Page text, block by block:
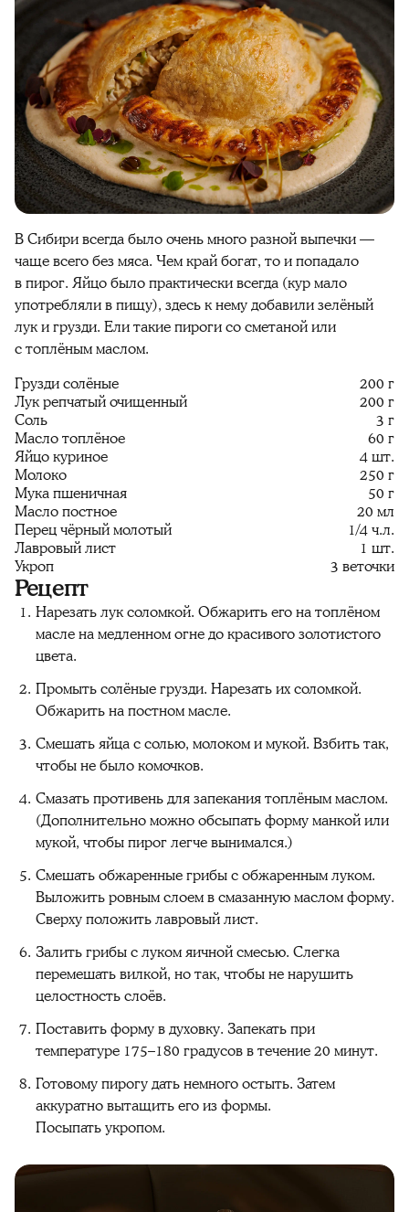
В Сибири всегда было очень много разной выпечки —
чаще всего без мяса. Чем край богат, то и попадало
в пирог. Яйцо было практически всегда (кур мало
употребляли в пищу), здесь к нему добавили зелёный
лук и грузди. Ели такие пироги со сметаной или
с топлёным маслом.
Грузди солёные
200 г
Лук репчатый очищенный
200 г
Соль
3 г
Масло топлёное
60 г
Яйцо куриное
4 шт.
Молоко
250 г
Мука пшеничная
50 г
Масло постное
20 мл
Перец чёрный молотый
1/4 ч.л.
Лавровый лист
1 шт.
Укроп
3 веточки
Рецепт
Нарезать лук соломкой. Обжарить его на топлёном
масле на медленном огне до красивого золотистого
цвета.
Промыть солёные грузди. Нарезать их соломкой.
Обжарить на постном масле.
Смешать яйца с солью, молоком и мукой. Взбить так,
чтобы не было комочков.
Смазать противень для запекания топлёным маслом.
(Дополнительно можно обсыпать форму манкой или
мукой, чтобы пирог легче вынимался.)
Смешать обжаренные грибы с обжаренным луком.
Выложить ровным слоем в смазанную маслом форму.
Сверху положить лавровый лист.
Залить грибы с луком яичной смесью. Слегка
перемешать вилкой, но так, чтобы не нарушить
целостность слоёв.
Поставить форму в духовку. Запекать при
температуре 175–180 градусов в течение 20 минут.
Готовому пирогу дать немного остыть. Затем
аккуратно вытащить его из формы.
Посыпать укропом.